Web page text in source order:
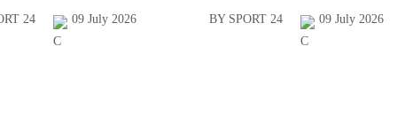
24 09 July 2026 BY SPORT 24 09 July 2026